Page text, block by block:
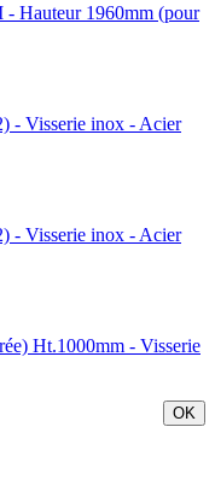
1960mm (pour
- Visserie inox - Acier
- Visserie inox - Acier
Ht.1000mm - Visserie
OK